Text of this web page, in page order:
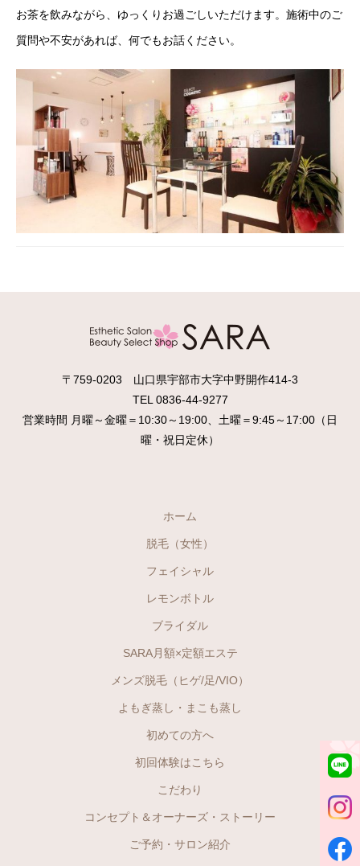
お茶を飲みながら、ゆっくりお過ごしいただけます。施術中のご
質問や不安があれば、何でもお話ください。
〒759-0203 山口県宇部市大字中野開作414-3
TEL 0836-44-9277
営業時間 月曜～金曜＝10:30～19:00、土曜＝9:45～17:00（日
曜・祝日定休）
ホーム
脱毛（女性）
フェイシャル
レモンボトル
ブライダル
SARA月額×定額エステ
メンズ脱毛（ヒゲ/足/VIO）
よもぎ蒸し・まこも蒸し
初めての方へ
初回体験はこちら
こだわり
コンセプト＆オーナーズ・ストーリー
ご予約・サロン紹介